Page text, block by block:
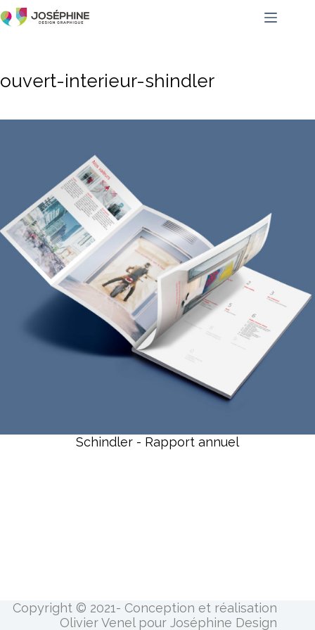
ouvert-interieur-shindler
Schindler - Rapport annuel
Copyright © 2021- Conception et réalisation
Olivier Venel pour Joséphine Design